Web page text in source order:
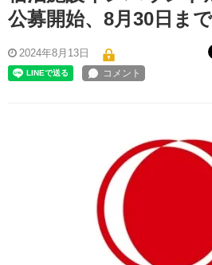
公募開始、8月30日ま
2024年8月13日